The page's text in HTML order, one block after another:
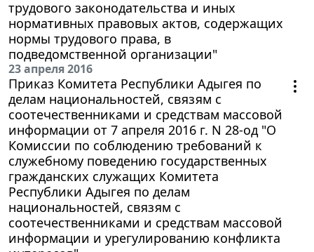
трудового законодательства и иных
нормативных правовых актов, содержащих
нормы трудового права, в
подведомственной организации"
23 апреля 2016
Приказ Комитета Республики Адыгея по
делам национальностей, связям с
соотечественниками и средствам массовой
информации от 7 апреля 2016 г. N 28-од "О
Комиссии по соблюдению требований к
служебному поведению государственных
гражданских служащих Комитета
Республики Адыгея по делам
национальностей, связям с
соотечественниками и средствам массовой
информации и урегулированию конфликта